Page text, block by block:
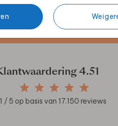
4.51
/ 5 op basis van 17.150 reviews